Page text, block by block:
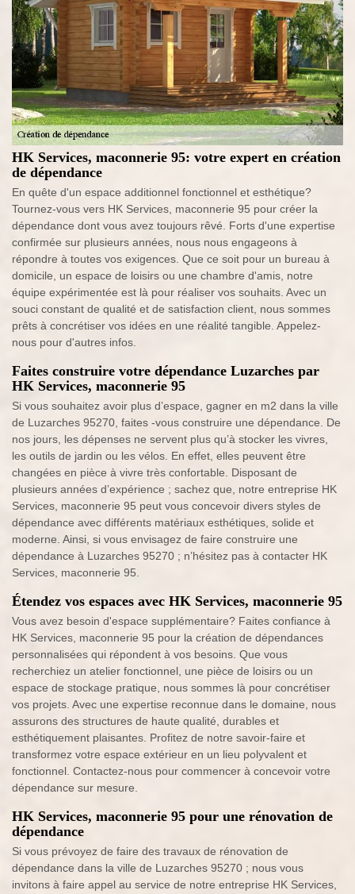
HK Services, maconnerie 95: votre expert en création
de dépendance
En quête d'un espace additionnel fonctionnel et esthétique?
Tournez-vous vers HK Services, maconnerie 95 pour créer la
dépendance dont vous avez toujours rêvé. Forts d'une expertise
confirmée sur plusieurs années, nous nous engageons à
répondre à toutes vos exigences. Que ce soit pour un bureau à
domicile, un espace de loisirs ou une chambre d'amis, notre
équipe expérimentée est là pour réaliser vos souhaits. Avec un
souci constant de qualité et de satisfaction client, nous sommes
prêts à concrétiser vos idées en une réalité tangible. Appelez-
nous pour d'autres infos.
Faites construire votre dépendance Luzarches par
HK Services, maconnerie 95
Si vous souhaitez avoir plus d’espace, gagner en m2 dans la ville
de Luzarches 95270, faites -vous construire une dépendance. De
nos jours, les dépenses ne servent plus qu’à stocker les vivres,
les outils de jardin ou les vélos. En effet, elles peuvent être
changées en pièce à vivre très confortable. Disposant de
plusieurs années d’expérience ; sachez que, notre entreprise HK
Services, maconnerie 95 peut vous concevoir divers styles de
dépendance avec différents matériaux esthétiques, solide et
moderne. Ainsi, si vous envisagez de faire construire une
dépendance à Luzarches 95270 ; n’hésitez pas à contacter HK
Services, maconnerie 95.
Étendez vos espaces avec HK Services, maconnerie 95
Vous avez besoin d'espace supplémentaire? Faites confiance à
HK Services, maconnerie 95 pour la création de dépendances
personnalisées qui répondent à vos besoins. Que vous
recherchiez un atelier fonctionnel, une pièce de loisirs ou un
espace de stockage pratique, nous sommes là pour concrétiser
vos projets. Avec une expertise reconnue dans le domaine, nous
assurons des structures de haute qualité, durables et
esthétiquement plaisantes. Profitez de notre savoir-faire et
transformez votre espace extérieur en un lieu polyvalent et
fonctionnel. Contactez-nous pour commencer à concevoir votre
dépendance sur mesure.
HK Services, maconnerie 95 pour une rénovation de
dépendance
Si vous prévoyez de faire des travaux de rénovation de
dépendance dans la ville de Luzarches 95270 ; nous vous
invitons à faire appel au service de notre entreprise HK Services,